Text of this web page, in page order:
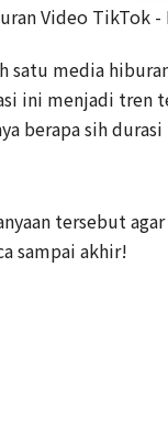
Video TikTok -
satu media
ini menjadi tren
berapa sih
tersebut
sampai akhir!